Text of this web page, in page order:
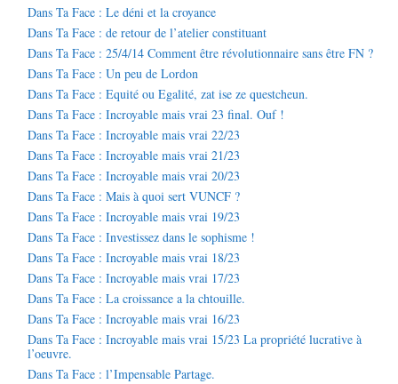
Dans Ta Face : Le déni et la croyance
Dans Ta Face : de retour de l’atelier constituant
Dans Ta Face : 25/4/14 Comment être révolutionnaire sans être FN ?
Dans Ta Face : Un peu de Lordon
Dans Ta Face : Equité ou Egalité, zat ise ze questcheun.
Dans Ta Face : Incroyable mais vrai 23 final. Ouf !
Dans Ta Face : Incroyable mais vrai 22/23
Dans Ta Face : Incroyable mais vrai 21/23
Dans Ta Face : Incroyable mais vrai 20/23
Dans Ta Face : Mais à quoi sert VUNCF ?
Dans Ta Face : Incroyable mais vrai 19/23
Dans Ta Face : Investissez dans le sophisme !
Dans Ta Face : Incroyable mais vrai 18/23
Dans Ta Face : Incroyable mais vrai 17/23
Dans Ta Face : La croissance a la chtouille.
Dans Ta Face : Incroyable mais vrai 16/23
Dans Ta Face : Incroyable mais vrai 15/23 La propriété lucrative à
l’oeuvre.
Dans Ta Face : l’Impensable Partage.